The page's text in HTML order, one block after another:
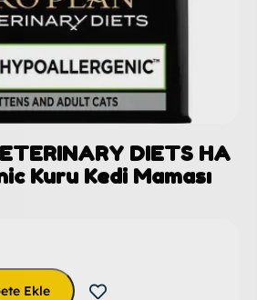
DIETS HA
Kuru Kedi Maması
Ekle